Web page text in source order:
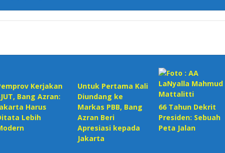
Kerjakan
Bang Azran:
Harus
Lebih
Untuk Pertama Kali
Diundang ke
Markas PBB, Bang
Azran Beri
Apresiasi kepada
Jakarta
66 Tahun Dekrit
Presiden: Sebuah
Peta Jalan